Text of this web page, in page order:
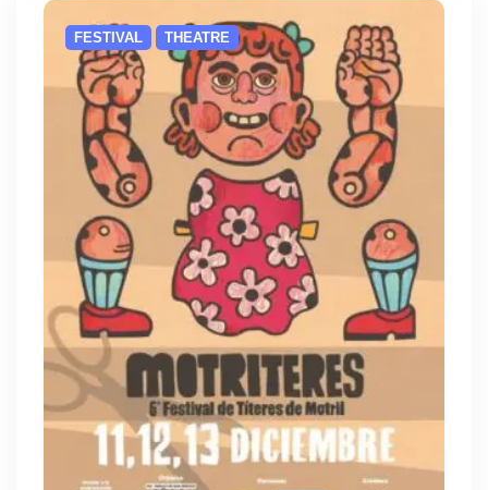
FESTIVAL THEATRE